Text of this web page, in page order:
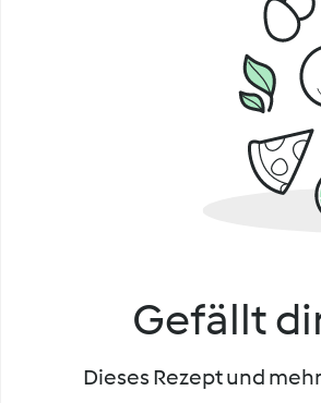
Gefällt
Dieses Rezept und